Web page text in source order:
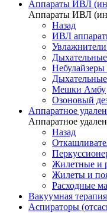
Аппараты ИВЛ
Аппараты ИВЛ
Назад
ИВЛ
Мешки Амбу
Озоновый
Аппаратное
Аппаратное
Назад
Жилетные и
Жилеты и
Расходные
Вакуумная
Аспираторы